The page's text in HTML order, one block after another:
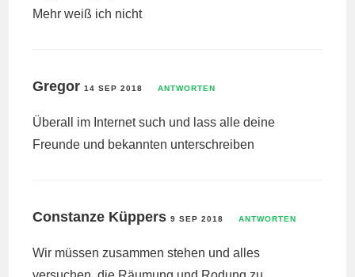
Mehr weiß ich nicht
Gregor14 SEP 2018 ANTWORTEN
Überall im Internet such und lass alle deine
Freunde und bekannten unterschreiben
Constanze Küppers 9 SEP 2018 ANTWORTEN
Wir müssen zusammen stehen und alles